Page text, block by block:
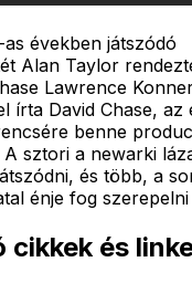
években játszódó
Alan Taylor
Lawrence
írta David Chase, az
benne
sztori a newarki
és több, a
énje fog
cikkek és